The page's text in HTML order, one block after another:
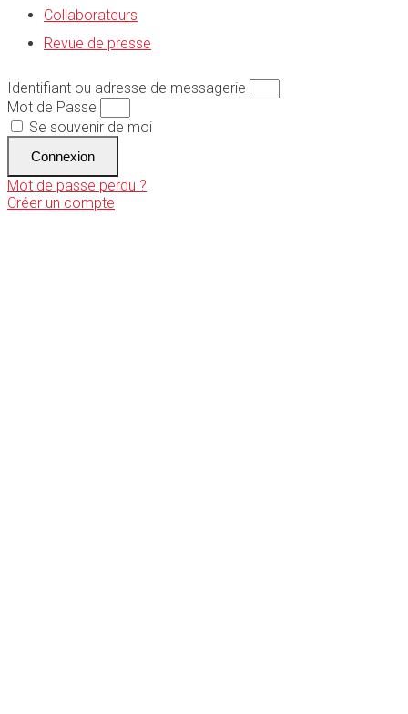
Collaborateurs
Revue de presse
Identifiant ou adresse de messagerie
Mot de Passe
Se souvenir de moi
Connexion
Mot de passe perdu ?
Créer un compte